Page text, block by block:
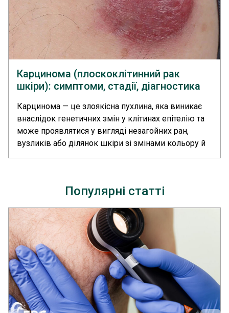
Карцинома (плоскоклітинний рак
шкіри): симптоми, стадії, діагностика
Карцинома — це злоякісна пухлина, яка виникає
внаслідок генетичних змін у клітинах епітелію та
може проявлятися у вигляді незагойних ран,
вузликів або ділянок шкіри зі змінами кольору й
структури. Зміни найчастіше формуються під
лікування застосовують хірургічне видалення
Популярні статті